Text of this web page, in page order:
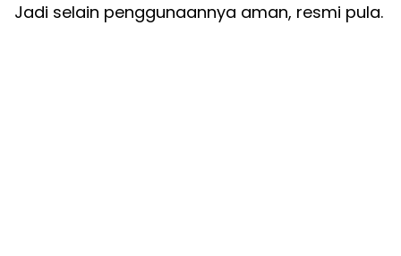
Jadi selain penggunaannya aman, resmi pula.